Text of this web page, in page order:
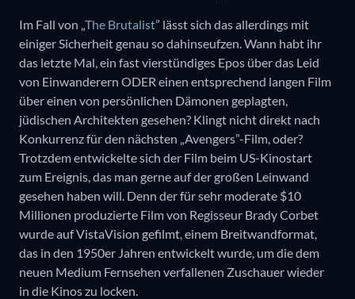
Im Fall von „ The Brutalist” lässt sich das allerdings mit
einiger Sicherheit genau so dahinseufzen. Wann habt ihr
das letzte Mal, ein fast vierstündiges Epos über das Leid
von Einwanderern ODER einen entsprechend langen Film
über einen von persönlichen Dämonen geplagten,
jüdischen Architekten gesehen? Klingt nicht direkt nach
Konkurrenz für den nächsten „Avengers”-Film, oder?
Trotzdem entwickelte sich der Film beim US-Kinostart
zum Ereignis, das man gerne auf der großen Leinwand
gesehen haben will. Denn der für sehr moderate $10
Millionen produzierte Film von Regisseur Brady Corbet
wurde auf VistaVision gefilmt, einem Breitwandformat,
das in den 1950er Jahren entwickelt wurde, um die dem
neuen Medium Fernsehen verfallenen Zuschauer wieder
in die Kinos zu locken.